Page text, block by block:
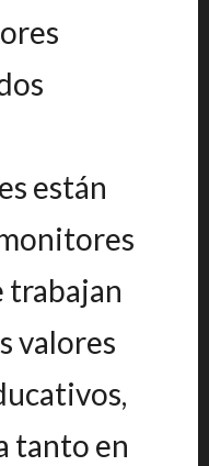
están
trabajan
valores
tanto en